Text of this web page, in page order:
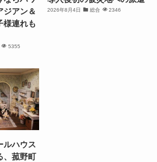
ジアン＆
様連れも
5355
2026年8月4日 総合 2346
ルハウス
、菰野町